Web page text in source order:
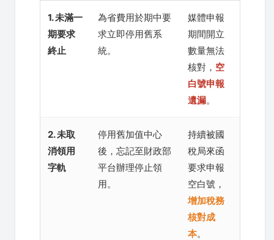
1. 未滿一
期要求
終止
為省費用於期中要
求立即停用舊系
統。
媒體申報
期間開立
數量無法
核對， 空
白號申報
遺漏。
2. 未取
消領用
字軌
停用舊加值中心
後，忘記至財政部
平台辦理停止領
用。
持續被國
稅局來函
要求申報
空白號，
增加稅務
核對成
本。